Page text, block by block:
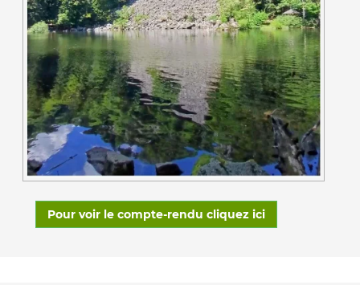
Pour voir le compte-rendu cliquez ici